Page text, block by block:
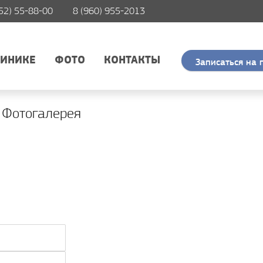
55-88-00 8 (960) 955-2013
ФОТО КОНТАКТЫ Записаться на